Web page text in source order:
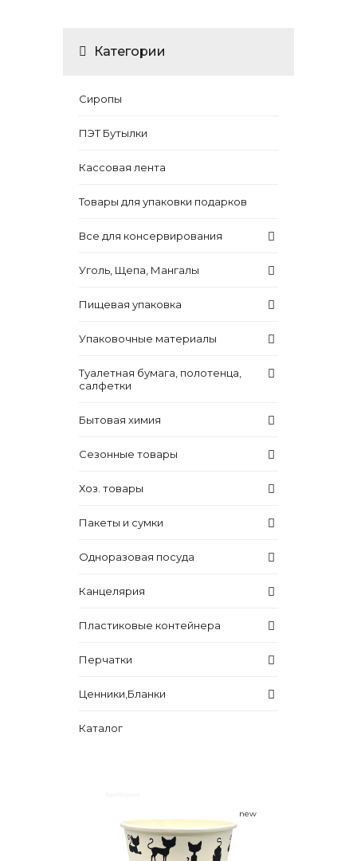
Категории
Сиропы
ПЭТ Бутылки
Кассовая лента
Товары для упаковки подарков
Все для консервирования
Уголь, Щепа, Мангалы
Пищевая упаковка
Упаковочные материалы
Туалетная бумага, полотенца,
салфетки
Бытовая химия
Сезонные товары
Хоз. товары
Пакеты и сумки
Одноразовая посуда
Канцелярия
Пластиковые контейнера
Перчатки
Ценники,Бланки
Каталог
new